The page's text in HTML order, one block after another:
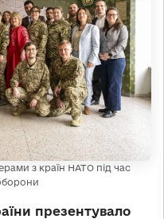
з країн НАТО під час
презентувало